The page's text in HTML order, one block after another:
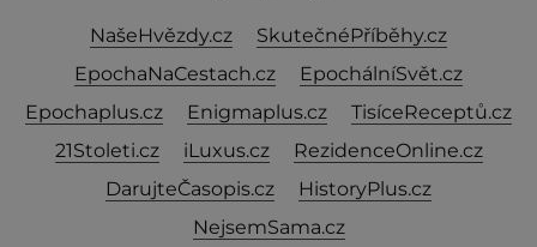
NašeHvězdy.cz
SkutečnéPříběhy.cz
EpochaNaCestach.cz
EpochálníSvět.cz
Epochaplus.cz
Enigmaplus.cz
TisíceReceptů.cz
21Stoleti.cz
iLuxus.cz
RezidenceOnline.cz
DarujteČasopis.cz
HistoryPlus.cz
NejsemSama.cz